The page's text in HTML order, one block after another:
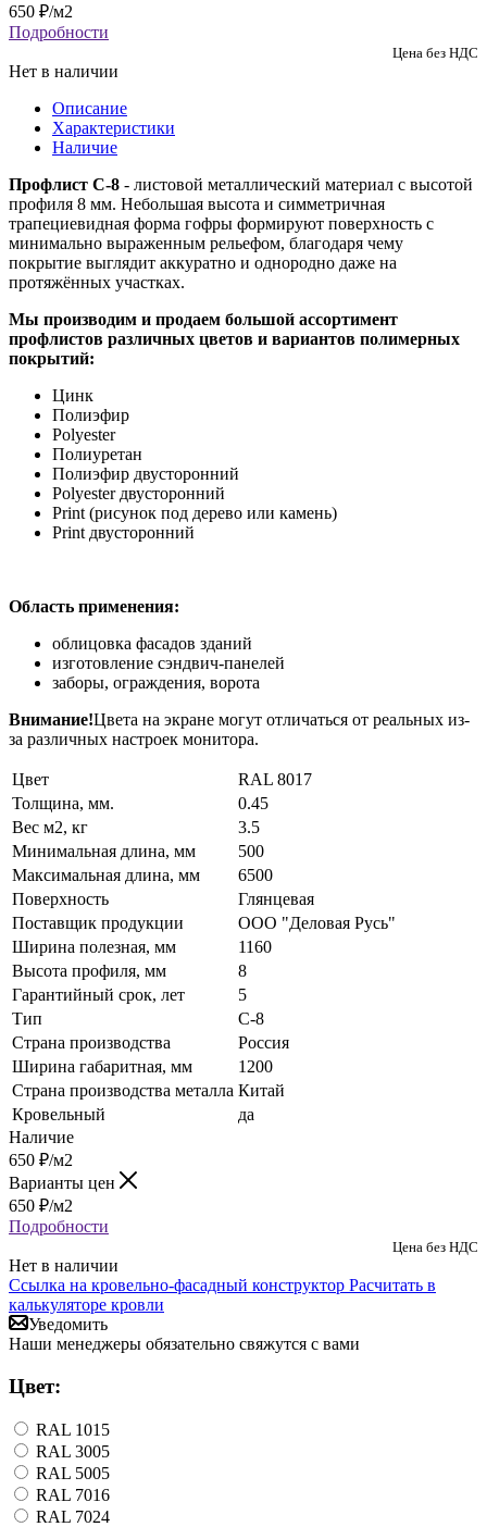
650 ₽/м2
Подробности
Цена без НДС
Нет в наличии
Описание
Характеристики
Наличие
Профлист С-8 - листовой металлический материал с высотой
профиля 8 мм. Небольшая высота и симметричная
трапециевидная форма гофры формируют поверхность с
минимально выраженным рельефом, благодаря чему
покрытие выглядит аккуратно и однородно даже на
протяжённых участках.
Мы производим и продаем большой ассортимент
профлистов различных цветов и вариантов полимерных
покрытий:
Цинк
Полиэфир
Polyester
Полиуретан
Полиэфир двусторонний
Polyester двусторонний
Print (рисунок под дерево или камень)
Print двусторонний
Область применения:
облицовка фасадов зданий
изготовление сэндвич-панелей
заборы, ограждения, ворота
Внимание!Цвета на экране могут отличаться от реальных из-
за различных настроек монитора.
Цвет
RAL 8017
Толщина, мм.
0.45
Вес м2, кг
3.5
Минимальная длина, мм
500
Максимальная длина, мм
6500
Поверхность
Глянцевая
Поставщик продукции
ООО "Деловая Русь"
Ширина полезная, мм
1160
Высота профиля, мм
8
Гарантийный срок, лет
5
Тип
C-8
Страна производства
Россия
Ширина габаритная, мм
1200
Страна производства металла Китай
Кровельный
да
Наличие
650 ₽/м2
Варианты цен
650 ₽/м2
Подробности
Цена без НДС
Нет в наличии
Ссылка на кровельно-фасадный конструктор Расчитать в
калькуляторе кровли
Уведомить
Наши менеджеры обязательно свяжутся с вами
Цвет:
RAL 1015
RAL 3005
RAL 5005
RAL 7016
RAL 7024